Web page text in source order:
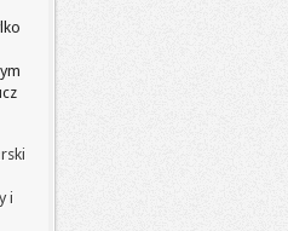
i